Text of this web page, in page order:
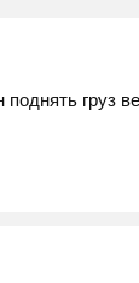
груз